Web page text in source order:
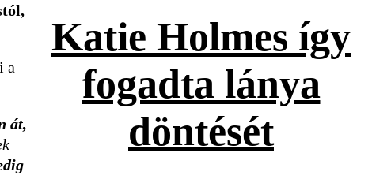
a
át,
Katie Holmes így
fogadta lánya
döntését